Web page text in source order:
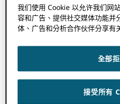
透過提供長達 12 個月的
的差距，從而提高全球參
展示 ORCID 全球參與基
上探索之旅，向過去的
區發展、外展和技術整合
的參與者來自斯里賈亞瓦
Konnect、Lyrasis、
我们使用 Cookie 以允许我们网
容和广告、提供社交媒体功能并
体、广告和分析合作伙伴分享有
全部
接受所有